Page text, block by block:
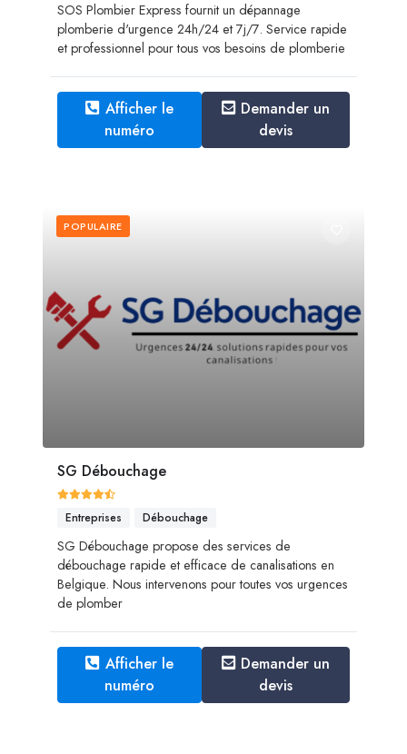
SOS Plombier Express fournit un dépannage
plomberie d'urgence 24h/24 et 7j/7. Service rapide
et professionnel pour tous vos besoins de plomberie
Afficher le
numéro
Demander un
devis
POPULAIRE
SG Débouchage
Entreprises Débouchage
SG Débouchage propose des services de
débouchage rapide et efficace de canalisations en
Belgique. Nous intervenons pour toutes vos urgences
de plomber
Afficher le
numéro
Demander un
devis